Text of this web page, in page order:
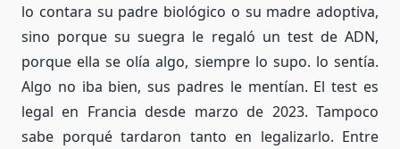
lo contara su padre biológico o su madre adoptiva,
sino porque su suegra le regaló un test de ADN,
porque ella se olía algo, siempre lo supo. lo sentía.
Algo no iba bien, sus padres le mentían. El test es
legal en Francia desde marzo de 2023. Tampoco
sabe porqué tardaron tanto en legalizarlo. Entre